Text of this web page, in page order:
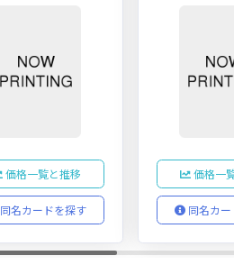
価格一覧と推移
同名カードを探す
価格一
同名カ